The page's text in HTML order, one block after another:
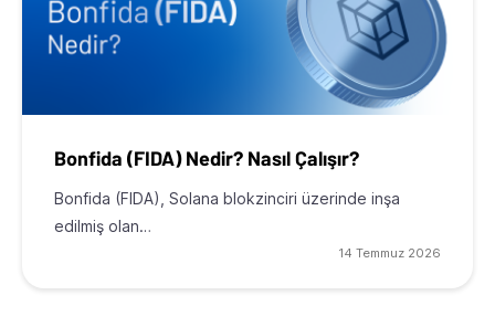
Bonfida (FIDA) Nedir? Nasıl Çalışır?
Bonfida (FIDA), Solana blokzinciri üzerinde inşa
edilmiş olan…
14 Temmuz 2026